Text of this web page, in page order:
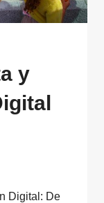
y
Digital: De